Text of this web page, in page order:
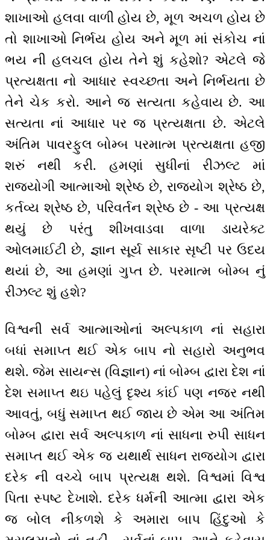
શાખાઓ હલવા વાળી હોય છે, મૂળ અચળ હોય છે
તો શાખાઓ નિર્ભય હોય અને મૂળ માં સંકોચ નાં
ભય ની હલચલ હોય તેને શું કહેશો? એટલે જે
પ્રત્યક્ષતા નો આધાર સ્વચ્છતા અને નિર્ભયતા છે
તેને ચેક કરો. આને જ સત્યતા કહેવાય છે. આ
સત્યતા નાં આધાર પર જ પ્રત્યક્ષતા છે. એટલે
અંતિમ પાવરફુલ બોમ્બ પરમાત્મ પ્રત્યક્ષતા હજી
શરું નથી કરી. હમણાં સુધીનાં રીઝલ્ટ માં
રાજયોગી આત્માઓ શ્રેષ્ઠ છે, રાજ્યોગ શ્રેષ્ઠ છે,
કર્તવ્ય શ્રેષ્ઠ છે, પરિવર્તન શ્રેષ્ઠ છે - આ પ્રત્યક્ષ
થયું છે પરંતુ શીખવાડવા વાળા ડાયરેક્ટ
ઓલમાઈટી છે, જ્ઞાન સૂર્ય સાકાર સૃષ્ટી પર ઉદય
થયાં છે, આ હમણાં ગુપ્ત છે. પરમાત્મ બોમ્બ નું
રીઝલ્ટ શું હશે?
વિશ્વની સર્વ આત્માઓનાં અલ્પકાળ નાં સહારા
બધાં સમાપ્ત થઈ એક બાપ નો સહારો અનુભવ
થશે. જેમ સાયન્સ (વિજ્ઞાન) નાં બોમ્બ દ્વારા દેશ નાં
દેશ સમાપ્ત થઇ પહેલું દૃશ્ય કાંઈ પણ નજર નથી
આવતું, બધું સમાપ્ત થઈ જાય છે એમ આ અંતિમ
બોમ્બ દ્વારા સર્વ અલ્પકાળ નાં સાધના રુપી સાધન
સમાપ્ત થઈ એક જ યથાર્થ સાધન રાજયોગ દ્વારા
દરેક ની વચ્ચે બાપ પ્રત્યક્ષ થશે. વિશ્વમાં વિશ્વ
પિતા સ્પષ્ટ દેખાશે. દરેક ધર્મની આત્મા દ્વારા એક
જ બોલ નીકળશે કે અમારા બાપ હિંદુઓ કે